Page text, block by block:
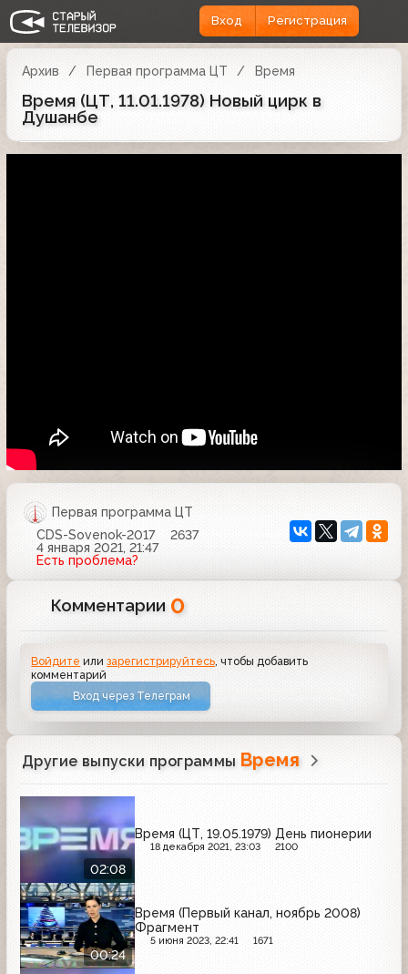
Вход Регистрация
Архив Первая программа ЦТ Время
Время (ЦТ, 11.01.1978) Новый цирк в
Душанбе
Первая программа ЦТ
CDS-Sovenok-2017
2637
4 января 2021, 21:47
Есть проблема?
Комментарии 0
Войдите илизарегистрируйтесь , чтобы добавить
комментарий
Вход через Телеграм
Другие выпуски программы Время
02:08
Время (ЦТ, 19.05.1979) День пионерии
18 декабря 2021, 23:03 2100
00:24
Время (Первый канал, ноябрь 2008)
Фрагмент
5 июня 2023, 22:41 1671